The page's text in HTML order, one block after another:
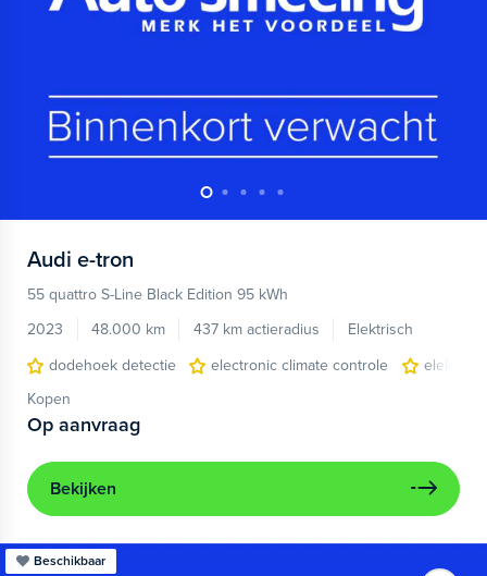
Audi e-tron
55 quattro S-Line Black Edition 95 kWh
2023
48.000 km 437 km actieradius
Elektrisch
dodehoek detectie
electronic climate controle
Kopen
Op aanvraag
Bekijken
Beschikbaar